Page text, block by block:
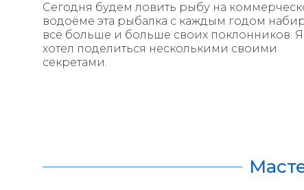
Сегодня будем ловить рыбу на
водоёме эта рыбалка с каждым годом
всё больше и больше своих поклонников.
хотел поделиться несколькими своими
секретами.